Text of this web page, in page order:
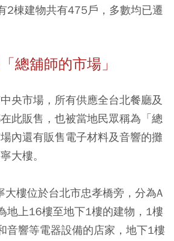
2棟建物共有475戶，多數均已遷
總舖師的市場」
央市場，所有供應全台北餐廳及
此販售，也被當地民眾稱為「總
內還有販售電子材料及音響的攤
大樓。
樓位於台北市忠孝橋旁，分為A
地上16樓至地下1樓的建物，1樓
音響等電器設備的店家，地下1樓